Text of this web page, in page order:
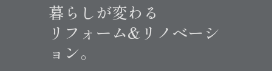
暮らしが変わる
リフォーム&リノベーシ
ョン。